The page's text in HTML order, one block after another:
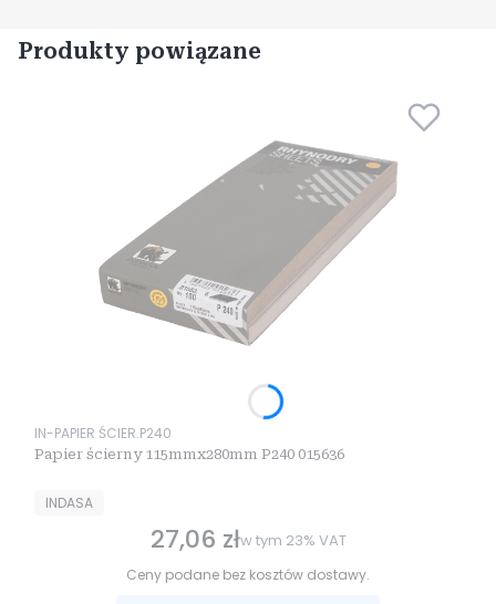
Produkty powiązane
Kod produktu
IN-PAPIER ŚCIER.P240
Papier ścierny 115mmx280mm P240 015636
PRODUCENT
INDASA
Cena brutto
27,06 złw tym 23% VAT
Ceny podane bez kosztów dostawy.